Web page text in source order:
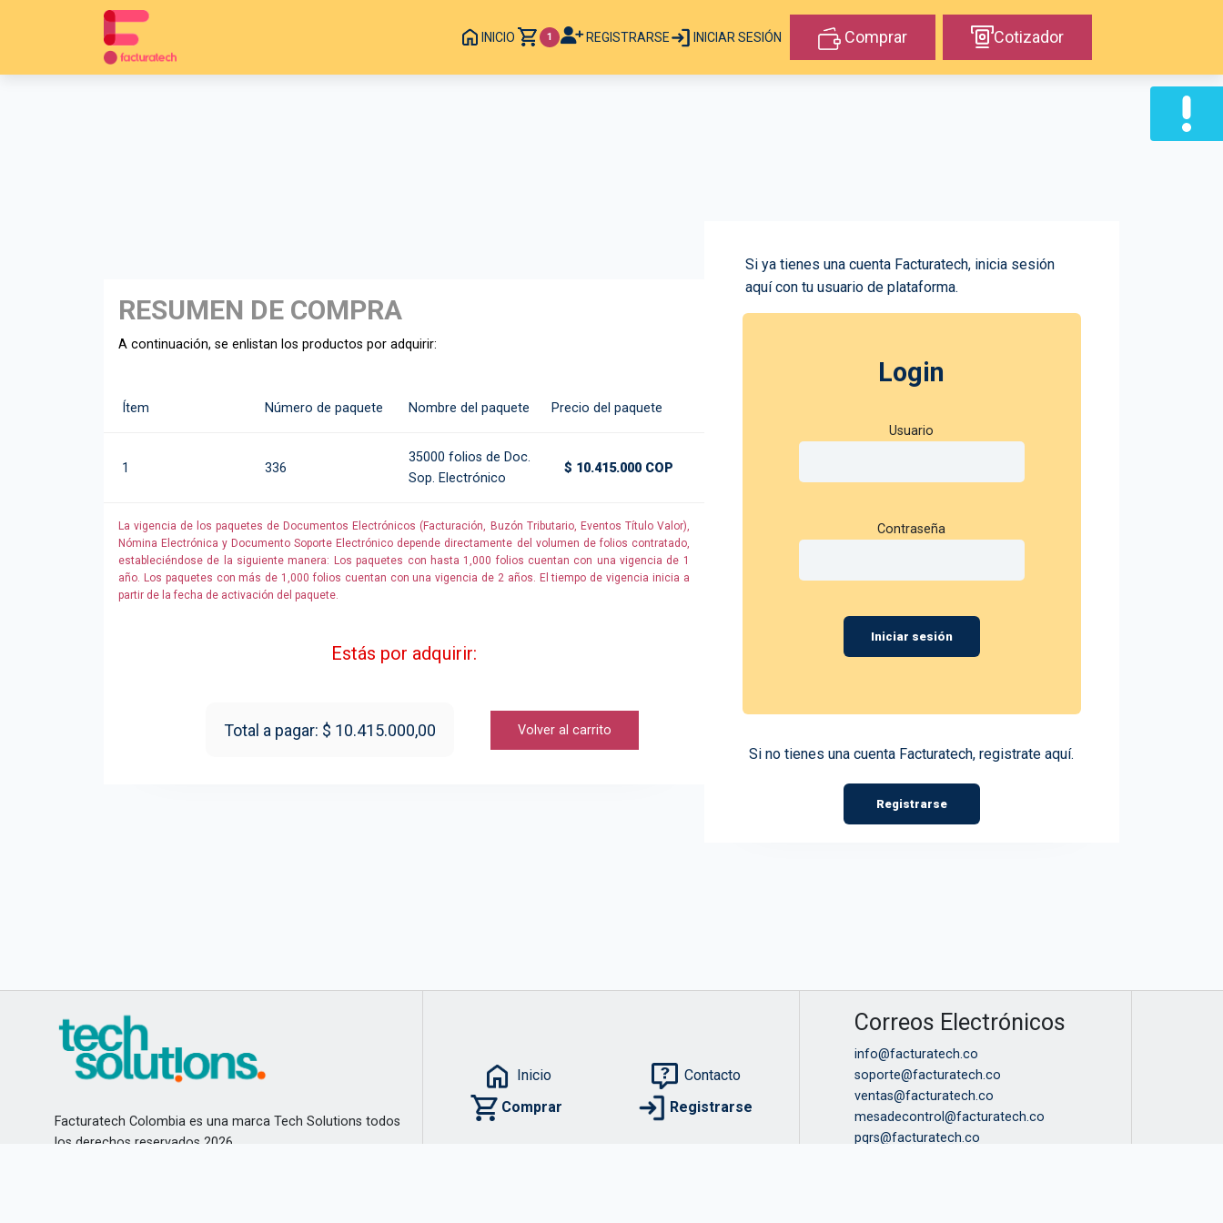
INICIO 1 REGISTRARSE INICIAR SESIÓN Comprar Cotizador
RESUMEN DE COMPRA
A continuación, se enlistan los productos por adquirir:
Ítem Número de paquete Nombre del paquete Precio del paquete
1 336
35000 folios de Doc.
Sop. Electrónico
$ 10.415.000 COP
La vigencia de los paquetes de Documentos Electrónicos (Facturación, Buzón Tributario, Eventos Título Valor),
Nómina Electrónica y Documento Soporte Electrónico depende directamente del volumen de folios contratado,
estableciéndose de la siguiente manera: Los paquetes con hasta 1,000 folios cuentan con una vigencia de 1
año. Los paquetes con más de 1,000 folios cuentan con una vigencia de 2 años. El tiempo de vigencia inicia a
partir de la fecha de activación del paquete.
Estás por adquirir:
Total a pagar: $ 10.415.000,00 Volver al carrito
Si ya tienes una cuenta Facturatech, inicia sesión
aquí con tu usuario de plataforma.
Login
Usuario
Contraseña
Iniciar sesión
Si no tienes una cuenta Facturatech, registrate aquí.
Registrarse
Facturatech Colombia es una marca Tech Solutions todos
los derechos reservados 2026
Inicio
Contacto
Comprar
Registrarse
Correos Electrónicos
info@facturatech.co
soporte@facturatech.co
ventas@facturatech.co
mesadecontrol@facturatech.co
pqrs@facturatech.co